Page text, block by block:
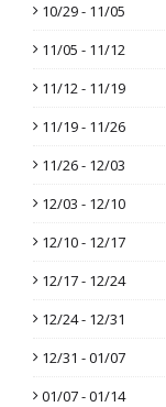
10/29 - 11/05
11/05 - 11/12
11/12 - 11/19
11/19 - 11/26
11/26 - 12/03
12/03 - 12/10
12/10 - 12/17
12/17 - 12/24
12/24 - 12/31
12/31 - 01/07
01/07 - 01/14